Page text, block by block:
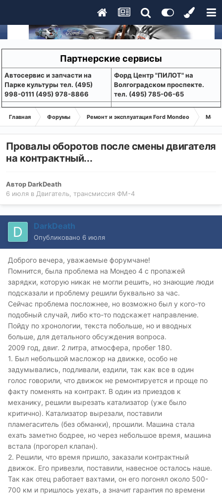
Партнерские сервисы
Aвтосервис и запчасти на
Парке культуры тел. (495)
998-0111 (495) 978-8866
Форд Центр "ПИЛОТ" на
Волгоградском проспекте.
тел. (495) 785-06-65
Главная Форумы Ремонт и эксплуатация Ford Mondeo
Провалы оборотов после смены двигателя
на контрактный...
АвторDarkDeath
6 июля в Двигатель, трансмиссия ФМ-4
DarkDeath
Опубликовано 6 июля
Доброго вечера, уважаемые форумчане!
Помнится, была проблема на Мондео 4 с пропажей
зарядки, которую никак не могли решить, но знающие люди
подсказали и проблему решили буквально за час.
Сейчас проблема посложнее, но возможно был у кого-то
подобный случай, либо кто-то подскажет направление.
Пойду по хронологии, текста побольше, но и вводных
больше, для детального обсуждения вопроса.
2009 год, двиг. 2 литра, атмосфера, пробег 180.
1. Был небольшой масложор на движке, особо не
задумывались, подливали, ездили, так как все в один
голос говорили, что движок не ремонтируется и проще по
факту поменять на контракт. В один из приездов к
механику, решили вырезать катализатор (уже было
критично). Катализатор вырезали, поставили
пламегаситель (без обманки), прошили. Машина стала
ехать заметно бодрее, но через небольшое время, машина
встала (прогорел клапан).
2. Решили, что время пришло, заказали контрактный
движок. Его привезли, поставили, навесное осталось наше.
Так как отец работает вахтами, он его погонял около 500-
700 км и пришлось уехать, а значит гарантия по времени